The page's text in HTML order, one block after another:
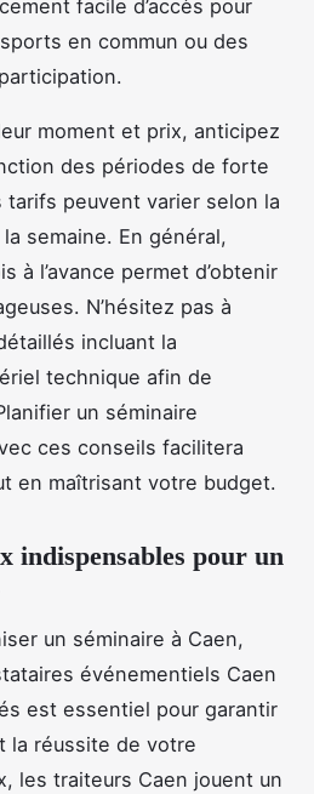
facile d’accès pour
en commun ou des
moment et prix, anticipez
des périodes de forte
tarifs peuvent varier selon la
semaine. En général,
à l’avance permet d’obtenir
N’hésitez pas à
incluant la
technique afin de
un séminaire
ces conseils facilitera
en maîtrisant votre budget.
indispensables pour un
un séminaire à Caen,
événementiels Caen
est essentiel pour garantir
la réussite de votre
les traiteurs Caen jouent un